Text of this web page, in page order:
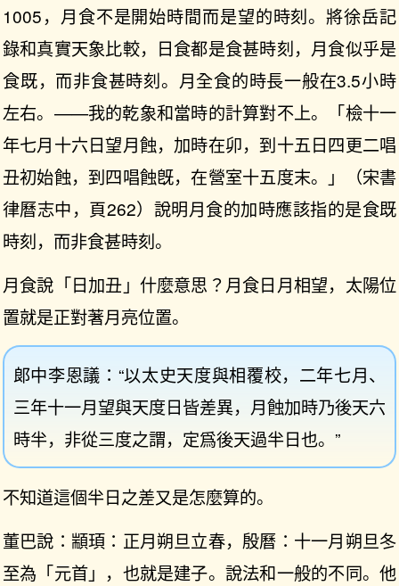
1005，月食不是開始時間而是望的時刻。將徐岳記
錄和真實天象比較，日食都是食甚時刻，月食似乎是
食既，而非食甚時刻。月全食的時長一般在3.5小時
左右。——我的乾象和當時的計算對不上。「檢十一
年七月十六日望月蝕，加時在卯，到十五日四更二唱
丑初始蝕，到四唱蝕旣，在營室十五度末。」（宋書
律曆志中，頁262）說明月食的加時應該指的是食既
時刻，而非食甚時刻。
月食說「日加丑」什麼意思？月食日月相望，太陽位
置就是正對著月亮位置。
郞中李恩議：“以太史天度與相覆校，二年七月、
三年十一月望與天度日皆差異，月蝕加時乃後天六
時半，非從三度之謂，定爲後天過半日也。”
不知道這個半日之差又是怎麼算的。
董巴說：顓頊：正月朔旦立春，殷曆：十一月朔旦冬
至為「元首」，也就是建子。說法和一般的不同。他